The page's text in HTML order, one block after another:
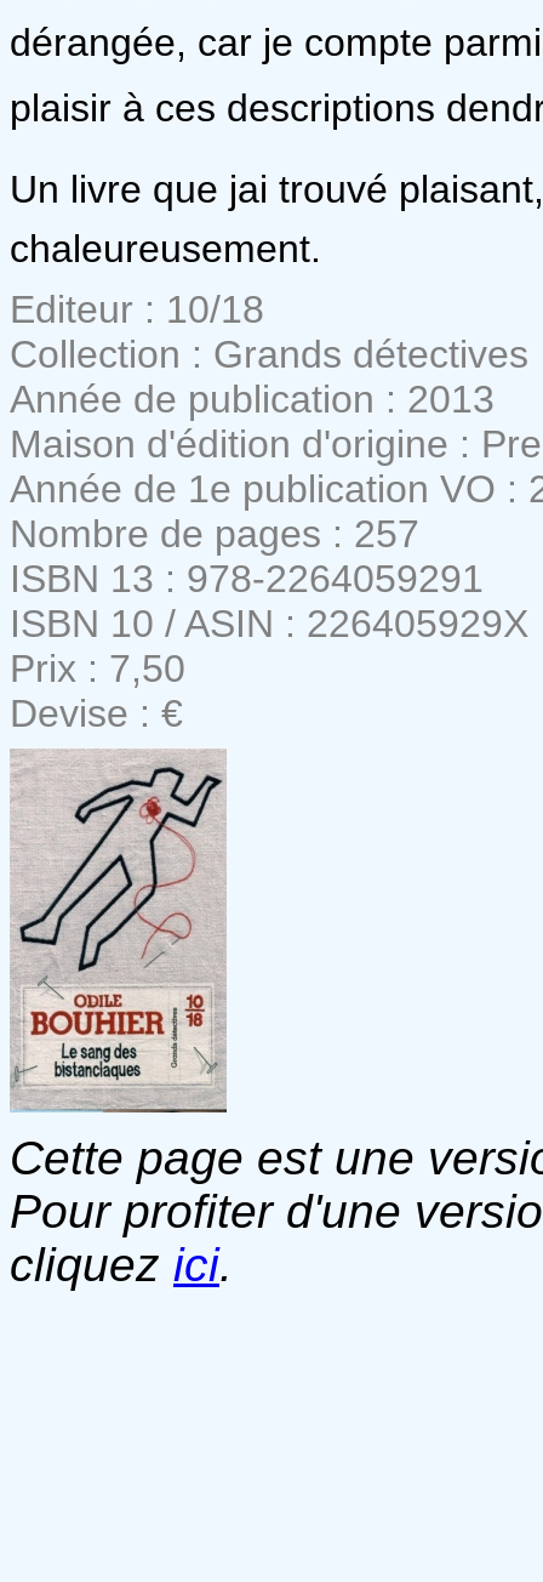
dérangée, car je compte
plaisir à ces descriptions
Un livre que jai trouvé
chaleureusement.
Editeur : 10/18
Collection : Grands détectives
Année de publication : 2013
Maison d'édition d'origine :
Année de 1e publication VO :
Nombre de pages : 257
ISBN 13 : 978-2264059291
ISBN 10 / ASIN : 226405929X
Prix : 7,50
Devise : €
Cette page est une
Pour profiter d'une
cliquez ici.